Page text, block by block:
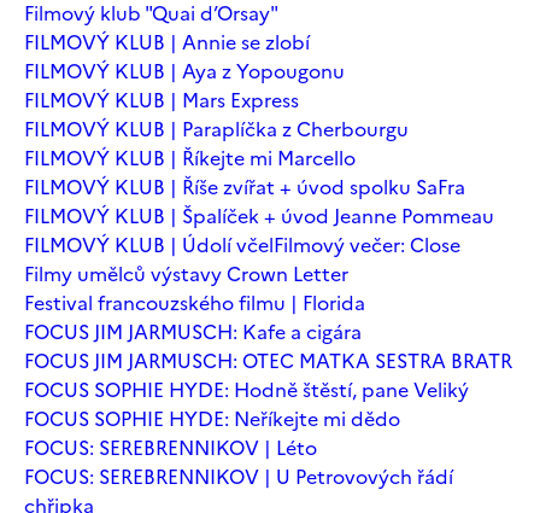
Filmový klub "Quai d’Orsay"
FILMOVÝ KLUB | Annie se zlobí
FILMOVÝ KLUB | Aya z Yopougonu
FILMOVÝ KLUB | Mars Express
FILMOVÝ KLUB | Paraplíčka z Cherbourgu
FILMOVÝ KLUB | Říkejte mi Marcello
FILMOVÝ KLUB | Říše zvířat + úvod spolku SaFra
FILMOVÝ KLUB | Špalíček + úvod Jeanne Pommeau
FILMOVÝ KLUB | Údolí včelFilmový večer: Close
Filmy umělců výstavy Crown Letter
Festival francouzského filmu | Florida
FOCUS JIM JARMUSCH: Kafe a cigára
FOCUS JIM JARMUSCH: OTEC MATKA SESTRA BRATR
FOCUS SOPHIE HYDE: Hodně štěstí, pane Veliký
FOCUS SOPHIE HYDE: Neříkejte mi dědo
FOCUS: SEREBRENNIKOV | Léto
FOCUS: SEREBRENNIKOV | U Petrovových řádí
chřipka